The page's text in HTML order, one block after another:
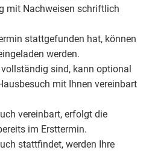
mit Nachweisen schriftlich
stattgefunden hat, können
werden.
sind, kann optional
mit Ihnen vereinbart
vereinbart, erfolgt die
im Ersttermin.
stattfindet, werden Ihre